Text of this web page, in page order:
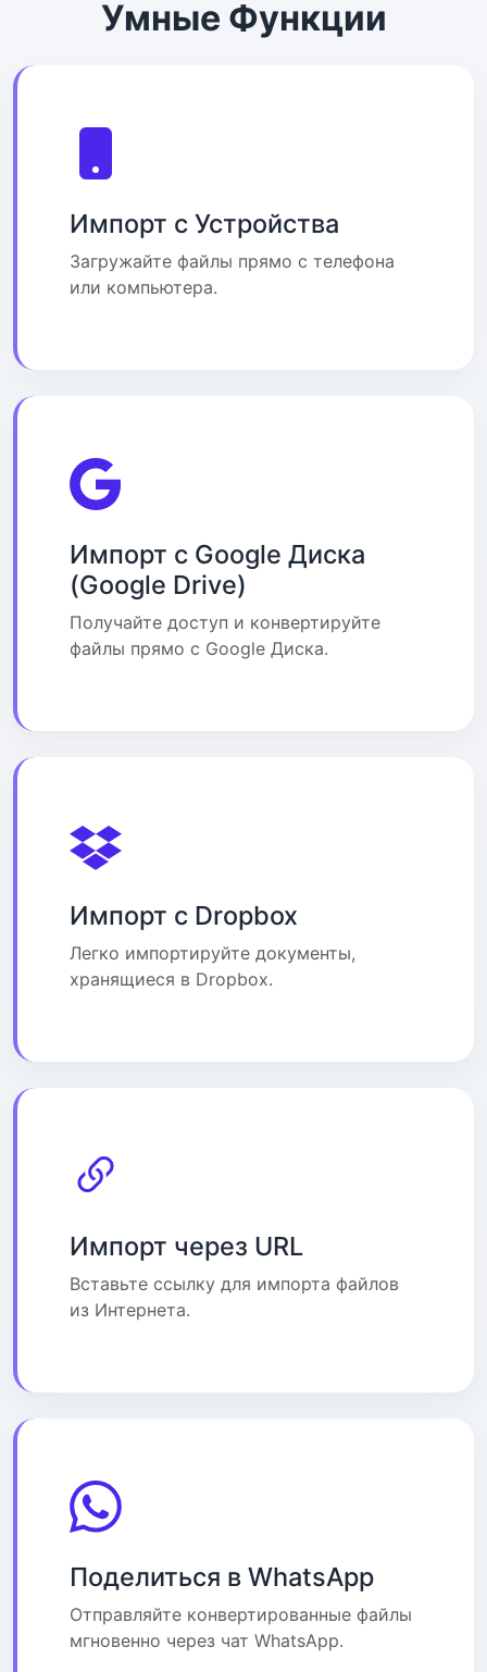
Умные Функции
Импорт с Устройства
Загружайте файлы прямо с телефона
или компьютера.
Импорт с Google Диска
(Google Drive)
Получайте доступ и конвертируйте
файлы прямо с Google Диска.
Импорт с Dropbox
Легко импортируйте документы,
хранящиеся в Dropbox.
Импорт через URL
Вставьте ссылку для импорта файлов
из Интернета.
Поделиться в WhatsApp
Отправляйте конвертированные файлы
мгновенно через чат WhatsApp.